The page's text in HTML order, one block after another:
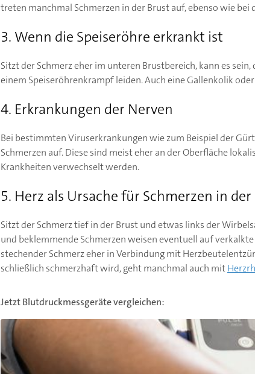
treten manchmal Schmerzen in der Brust auf, ebenso wie bei
3. Wenn die Speiseröhre erkrankt ist
Sitzt der Schmerz eher im unteren Brustbereich, kann es
einem Speiseröhrenkrampf leiden. Auch eine Gallenkolik
4. Erkrankungen der Nerven
Bei bestimmten Viruserkrankungen wie zum Beispiel der
Schmerzen auf. Diese sind meist eher an der Oberfläche
Krankheiten verwechselt werden.
5. Herz als Ursache für Schmerzen in
Sitzt der Schmerz tief in der Brust und etwas links der
und beklemmende Schmerzen weisen eventuell auf
stechender Schmerz eher in Verbindung mit
schließlich schmerzhaft wird, geht manchmal auch mit
Jetzt Blutdruckmessgeräte vergleichen:
Blutdruckmessgeräte im Vergleich: Welches